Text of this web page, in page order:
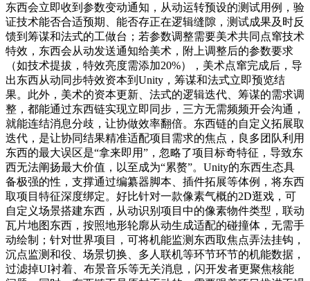
东西会立即收到参数变动通知，从动运转预设的测试用例，验
证技术能否合适预期、能否存正在逻辑缝隙，测试成果及时反
馈到筹谋和法式的工做台；若参数调整需要美术共同点窜技术
特效，东西会从动发送通知给美术，附上调整后的参数要求
（如技术提拔，特效亮度需添加20%），美术点窜完成后，导
出东西从动同步特效资本到Unity，筹谋和法式立即预览结
果。此外，美术的资本更新、法式的逻辑迭代、筹谋的需求调
整，都能通过东西链实现立即同步，三方无需频频开会沟通，
就能连结消息分歧，让协做效率翻倍。东西链的自定义拓展取
迭代，是让协同结果精准适配项目需求的焦点，良多团队利用
东西的最大误区是“拿来即用”，忽略了项目标奇特征，导致东
西无法阐扬最大价值，以至成为“累赘”。Unity的东西生态具
备极强的性，支撑通过编纂器脚本、插件拓展等体例，将东西
取项目特征深度绑定。好比针对一款像素气概的2D逛戏，可
自定义场景搭建东西，从动识别项目中的像素物件类型，联动
瓦片地图东西，按照地形轮廓从动生成适配的碰撞体，无需手
动绘制；针对世界项目，可将机能监测东西取焦点弄法挂钩，
沉点监测和役、场景切换、多人联机等环节环节的机能数据，
过滤掉UI衬着、布景音乐等无关消息，闪开发者更聚焦核能